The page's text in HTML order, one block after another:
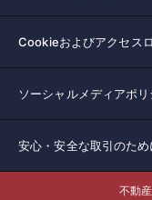
Cookieおよびアクセス
ソーシャルメディアポリ
安心・安全な取引のため
不動